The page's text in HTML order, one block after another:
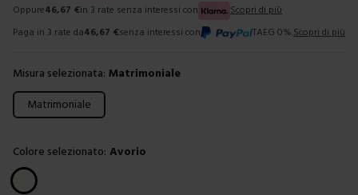
Oppure46,67 €in 3 rate senza interessi con
Scopri di più
Paga in 3 rate da46,67 €senza interessi con TAEG 0%. Scopri di più
Misura selezionata: Matrimoniale
Scegli una misura
Matrimoniale
Colore selezionato: Avorio
Scegli un colore